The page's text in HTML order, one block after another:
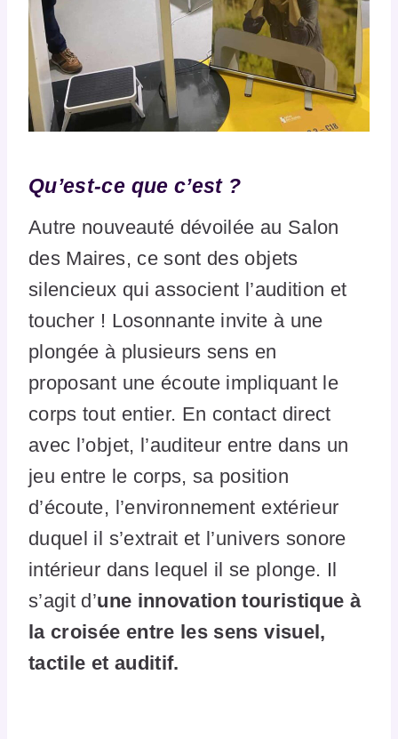
Qu’est-ce que c’est ?
Autre nouveauté dévoilée au Salon
des Maires, ce sont des objets
silencieux qui associent l’audition et
toucher ! Losonnante invite à une
plongée à plusieurs sens en
proposant une écoute impliquant le
corps tout entier. En contact direct
avec l’objet, l’auditeur entre dans un
jeu entre le corps, sa position
d’écoute, l’environnement extérieur
duquel il s’extrait et l’univers sonore
intérieur dans lequel il se plonge. Il
s’agit d’une innovation touristique à
la croisée entre les sens visuel,
tactile et auditif.